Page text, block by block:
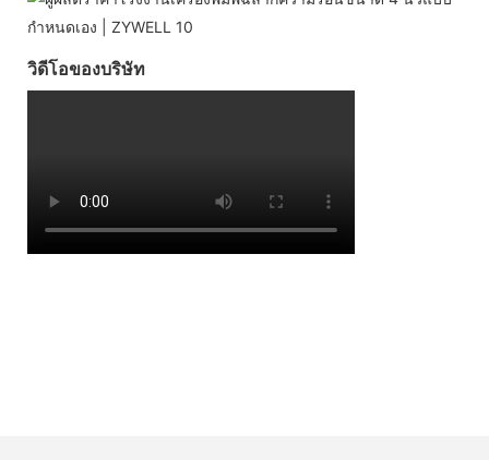
วิดีโอของบริษัท